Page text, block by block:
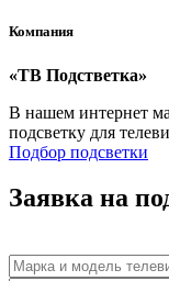
Компания
«ТВ Подстветка»
В нашем интернет
подсветку для
Подбор подсветки
Заявка на